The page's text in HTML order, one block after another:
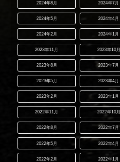
2024年8月 2024年7月
2024年5月 2024年4月
2024年2月 2024年1月
2023年11月 2023年10月
2023年8月 2023年7月
2023年5月 2023年4月
2023年2月 2023年1月
2022年11月 2022年10月
2022年8月 2022年7月
2022年5月 2022年4月
2022年2月 2022年1月